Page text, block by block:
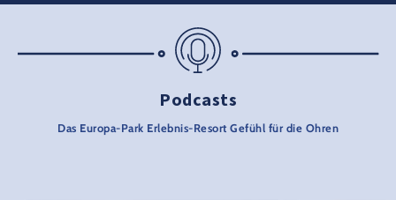
Podcasts
Das Europa-Park Erlebnis-Resort Gefühl für die Ohren